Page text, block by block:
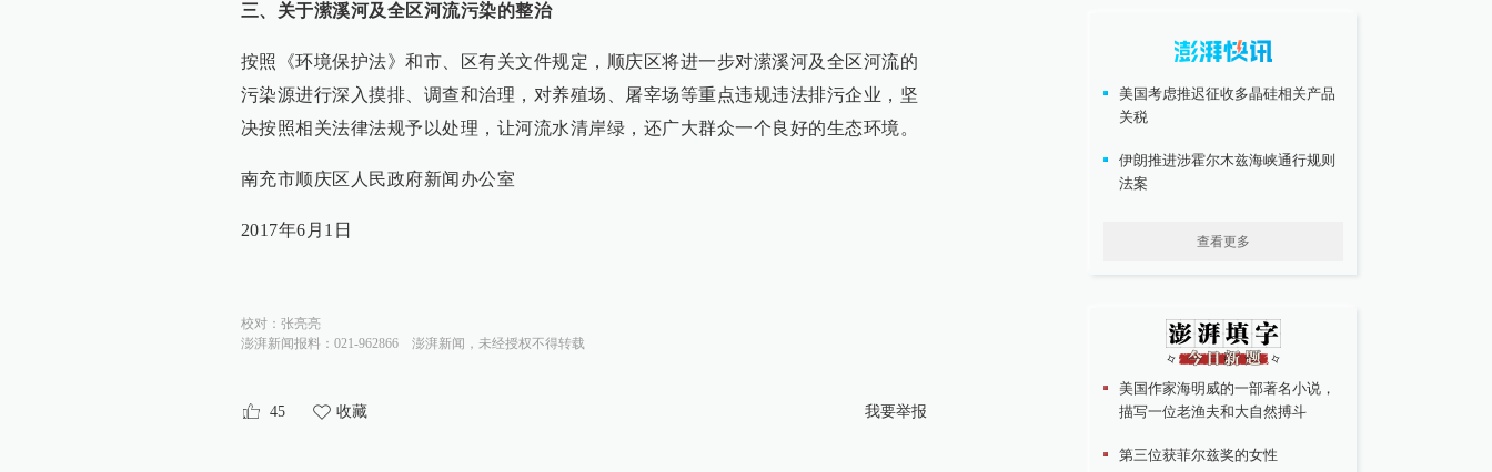
三、关于潆溪河及全区河流污染的整治
按照《环境保护法》和市、区有关文件规定，顺庆区将进一步对潆溪河及全区河流的
污染源进行深入摸排、调查和治理，对养殖场、屠宰场等重点违规违法排污企业，坚
决按照相关法律法规予以处理，让河流水清岸绿，还广大群众一个良好的生态环境。
南充市顺庆区人民政府新闻办公室
2017年6月1日
校对： 张亮亮
澎湃新闻报料：021-962866
澎湃新闻，未经授权不得转载
45 收藏 我要举报
美国考虑推迟征收多晶硅相关产品
关税
伊朗推进涉霍尔木兹海峡通行规则
法案
查看更多
美国作家海明威的一部著名小说，
描写一位老渔夫和大自然搏斗
第三位获菲尔兹奖的女性